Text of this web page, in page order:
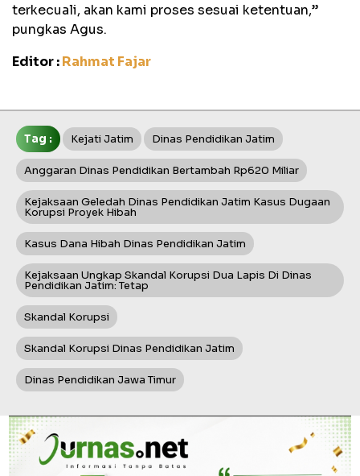
terkecuali, akan kami proses sesuai ketentuan,”
pungkas Agus.
Editor :Rahmat Fajar
Tag : Kejati Jatim Dinas Pendidikan Jatim
Anggaran Dinas Pendidikan Bertambah Rp620 Miliar
Kejaksaan Geledah Dinas Pendidikan Jatim Kasus Dugaan
Korupsi Proyek Hibah
Kasus Dana Hibah Dinas Pendidikan Jatim
Kejaksaan Ungkap Skandal Korupsi Dua Lapis Di Dinas
Pendidikan Jatim: Tetap
Skandal Korupsi
Skandal Korupsi Dinas Pendidikan Jatim
Dinas Pendidikan Jawa Timur